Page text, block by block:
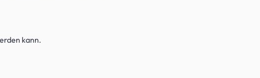
kann.